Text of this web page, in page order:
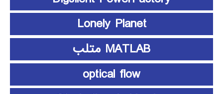
Lonely Planet
MATLAB متلب
optical flow